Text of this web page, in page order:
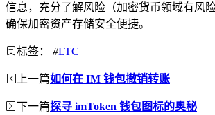
信息，充分了解风险（加密货币领域有风
确保加密资产存储安全便捷。
标签： #LTC
上一篇如何在 IM 钱包撤销转账
下一篇探寻 imToken 钱包图标的奥秘